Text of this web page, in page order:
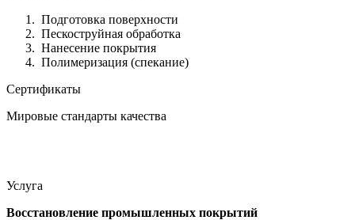
Подготовка поверхности
Пескоструйная обработка
Нанесение покрытия
Полимеризация (спекание)
Сертификаты
Мировые стандарты качества
Услуга
Восстановление промышленных покрытий